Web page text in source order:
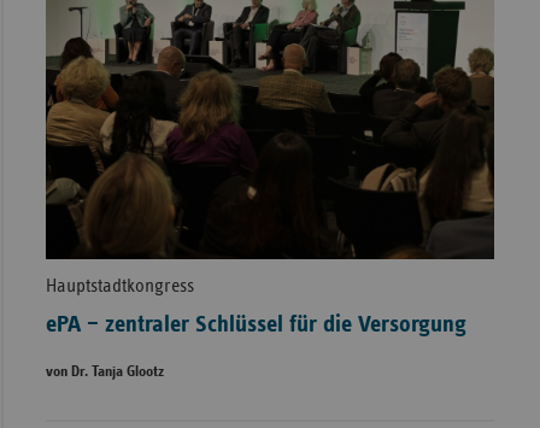
Hauptstadtkongress
ePA – zentraler Schlüssel für die Versorgung
von Dr. Tanja Glootz